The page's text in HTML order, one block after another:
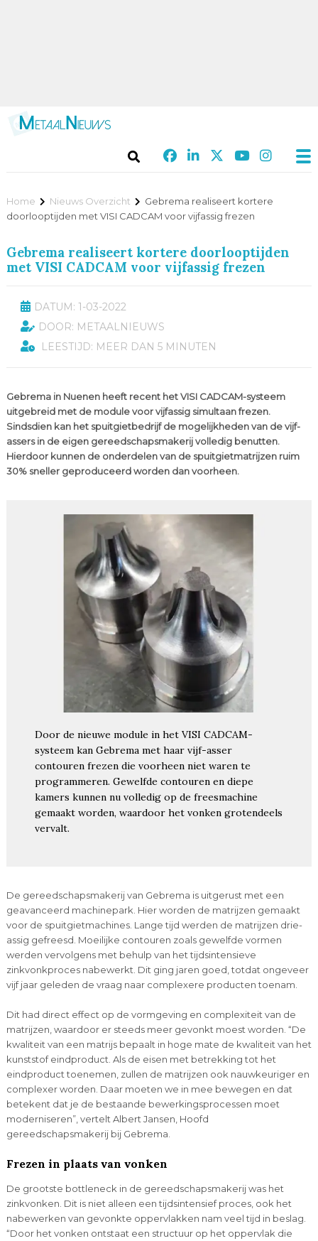
Home Nieuws Overzicht
Gebrema realiseert kortere
doorlooptijden met VISI CADCAM voor vijfassig frezen
Gebrema realiseert kortere doorlooptijden
met VISI CADCAM voor vijfassig frezen
DATUM: 1-03-2022
DOOR: METAALNIEUWS
LEESTIJD: MEER DAN 5 MINUTEN
Gebrema in Nuenen heeft recent het VISI CADCAM-systeem
uitgebreid met de module voor vijfassig simultaan frezen.
Sindsdien kan het spuitgietbedrijf de mogelijkheden van de vijf-
assers in de eigen gereedschapsmakerij volledig benutten.
Hierdoor kunnen de onderdelen van de spuitgietmatrijzen ruim
30% sneller geproduceerd worden dan voorheen.
Door de nieuwe module in het VISI CADCAM-
systeem kan Gebrema met haar vijf-asser
contouren frezen die voorheen niet waren te
programmeren. Gewelfde contouren en diepe
kamers kunnen nu volledig op de freesmachine
gemaakt worden, waardoor het vonken grotendeels
vervalt.
De gereedschapsmakerij van Gebrema is uitgerust met een
geavanceerd machinepark. Hier worden de matrijzen gemaakt
voor de spuitgietmachines. Lange tijd werden de matrijzen drie-
assig gefreesd. Moeilijke contouren zoals gewelfde vormen
werden vervolgens met behulp van het tijdsintensieve
zinkvonkproces nabewerkt. Dit ging jaren goed, totdat ongeveer
vijf jaar geleden de vraag naar complexere producten toenam.
Dit had direct effect op de vormgeving en complexiteit van de
matrijzen, waardoor er steeds meer gevonkt moest worden. “De
kwaliteit van een matrijs bepaalt in hoge mate de kwaliteit van het
kunststof eindproduct. Als de eisen met betrekking tot het
eindproduct toenemen, zullen de matrijzen ook nauwkeuriger en
complexer worden. Daar moeten we in mee bewegen en dat
betekent dat je de bestaande bewerkingsprocessen moet
moderniseren”, vertelt Albert Jansen, Hoofd
gereedschapsmakerij bij Gebrema.
Frezen in plaats van vonken
De grootste bottleneck in de gereedschapsmakerij was het
zinkvonken. Dit is niet alleen een tijdsintensief proces, ook het
nabewerken van gevonkte oppervlakken nam veel tijd in beslag.
“Door het vonken ontstaat een structuur op het oppervlak die